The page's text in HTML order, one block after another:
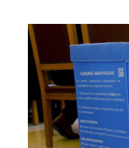
2015
2013
2012
2011
2010
2006